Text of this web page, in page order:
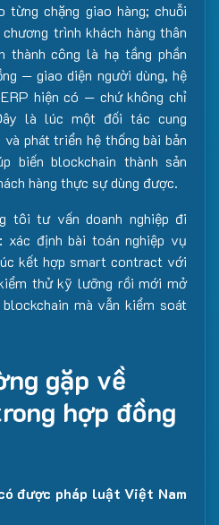
từng chặng giao hàng; chuỗi
trình khách hàng thân
công là hạ tầng phần
— giao diện người dùng, hệ
hiện có — chứ không chỉ
là lúc một đối tác cung
và phát triển hệ thống bài bản
biến blockchain thành sản
hàng thực sự dùng được.
tôi tư vấn doanh nghiệp đi
định bài toán nghiệp vụ
kết hợp smart contract với
thử kỹ lưỡng rồi mới mở
mà vẫn kiểm soát
gặp về
hợp đồng
được pháp luật Việt Nam